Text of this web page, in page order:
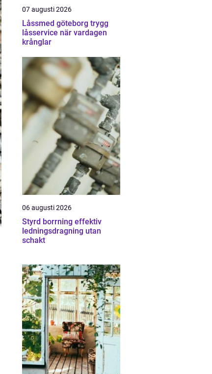
07 augusti 2026
Låssmed göteborg trygg
låsservice när vardagen
krånglar
06 augusti 2026
Styrd borrning effektiv
ledningsdragning utan
schakt